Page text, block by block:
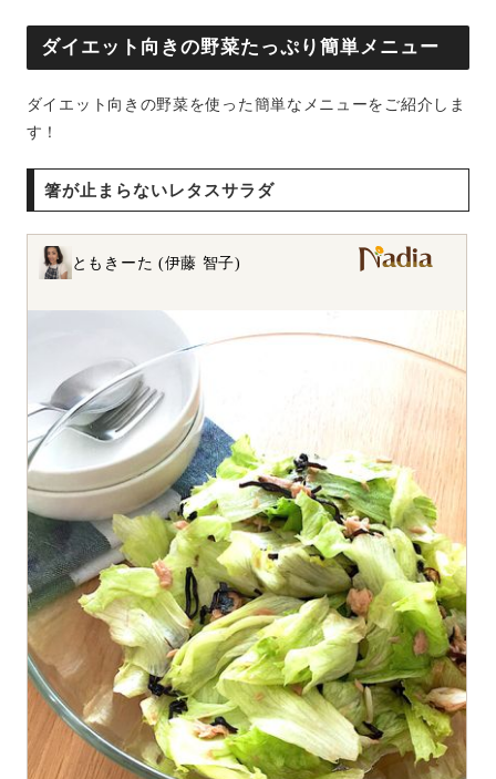
ダイエット向きの野菜たっぷり簡単メニュー
ダイエット向きの野菜を使った簡単なメニューをご紹介しま
す！
箸が止まらないレタスサラダ
ともきーた (伊藤 智子)